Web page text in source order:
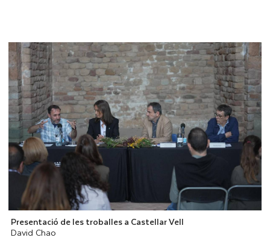
Presentació de les troballes a Castellar Vell
David Chao